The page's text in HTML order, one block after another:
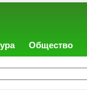
Общество